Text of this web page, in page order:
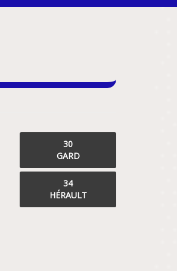
30
GARD
34
HÉRAULT